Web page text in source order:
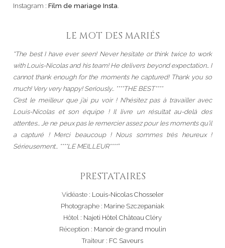
Instagram : Film de mariage Insta.
LE MOT DES MARIÉS
“The best I have ever seen! Never hesitate or think twice to work
with Louis-Nicolas and his team! He delivers beyond expectation… I
cannot thank enough for the moments he captured! Thank you so
much! Very very happy! Seriously… ****THE BEST****
C’est le meilleur que j’ai pu voir ! N’hésitez pas à travailler avec
Louis-Nicolas et son équipe ! Il livre un résultat au-delà des
attentes… Je ne peux pas le remercier assez pour les moments qu’il
a capturé ! Merci beaucoup ! Nous sommes très heureux !
Sérieusement… ****LE MEILLEUR****”
PRESTATAIRES
Vidéaste : Louis-Nicolas Chosseler
Photographe : Marine Szczepaniak
Hôtel : Najeti Hôtel Château Cléry
Réception : Manoir de grand moulin
Traiteur : FC Saveurs